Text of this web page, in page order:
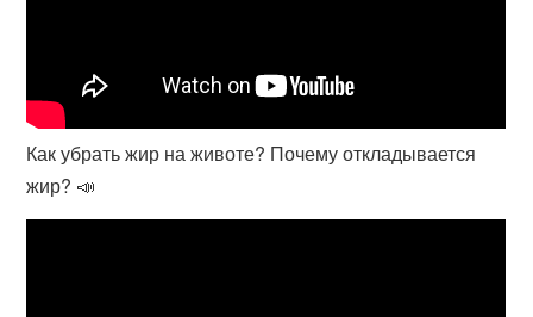
Как убрать жир на животе? Почему откладывается
жир? 📣